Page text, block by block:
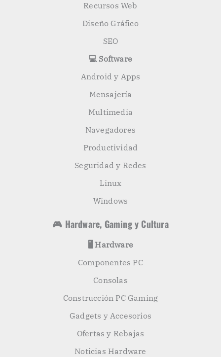
Recursos Web
Diseño Gráfico
SEO
💻 Software
Android y Apps
Mensajería
Multimedia
Navegadores
Productividad
Seguridad y Redes
Linux
Windows
🎮 Hardware, Gaming y Cultura
🖥️ Hardware
Componentes PC
Consolas
Construcción PC Gaming
Gadgets y Accesorios
Ofertas y Rebajas
Noticias Hardware